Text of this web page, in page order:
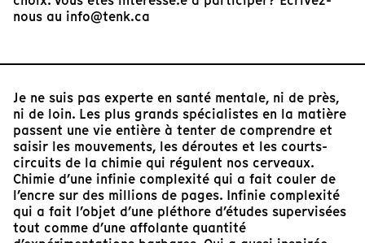
nous au info@tenk.ca
Je ne suis pas experte en santé mentale, ni de près,
ni de loin. Les plus grands spécialistes en la matière
passent une vie entière à tenter de comprendre et
saisir les mouvements, les déroutes et les courts-
circuits de la chimie qui régulent nos cerveaux.
Chimie d’une infinie complexité qui a fait couler de
l’encre sur des millions de pages. Infinie complexité
qui a fait l’objet d’une pléthore d’études supervisées
tout comme d’une affolante quantité